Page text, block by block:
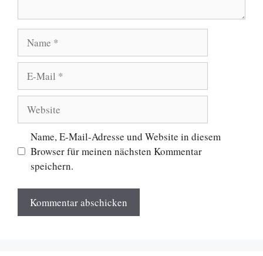
Mail
Name, E-Mail-Adresse und Website in diesem
Browser für meinen nächsten Kommentar
speichern.